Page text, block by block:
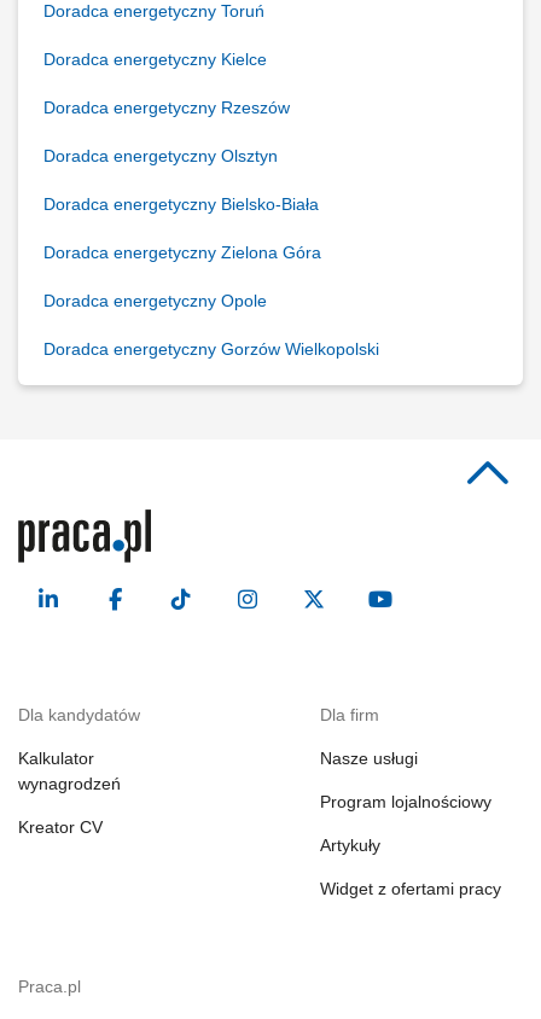
Doradca energetyczny Toruń
Doradca energetyczny Kielce
Doradca energetyczny Rzeszów
Doradca energetyczny Olsztyn
Doradca energetyczny Bielsko-Biała
Doradca energetyczny Zielona Góra
Doradca energetyczny Opole
Doradca energetyczny Gorzów Wielkopolski
Dla kandydatów
Kalkulator
wynagrodzeń
Kreator CV
Dla firm
Nasze usługi
Program lojalnościowy
Artykuły
Widget z ofertami pracy
Praca.pl